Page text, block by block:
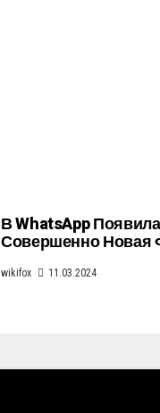
В WhatsApp
Совершенно Новая
wikifox 11.03.2024